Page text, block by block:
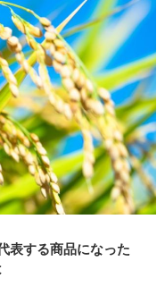
表する商品になった